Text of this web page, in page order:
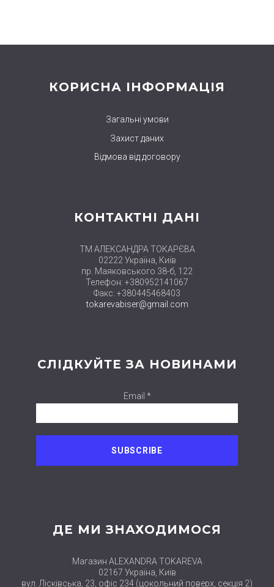
КОРИСНА ІНФОРМАЦІЯ
Загальні умови
Захист даних
Відмова від договору
КОНТАКТНІ ДАНІ
ТМ АЛЕКСАНДРА ТОКАРЄВА
02222 Україна, Київ
пр. Маяковського 38-б, 122
Телефон: +380952141067
Факс: +380445468403
tokarevabiser@gmail.com
СЛІДКУЙТЕ ЗА НОВИНАМИ
Email *
ДЕ МИ ЗНАХОДИМОСЯ
Магазин ALEXANDRA TOKAREVA
02167 Україна, Київ
вул. Лісківська, 23, офіс 234 (цокольний поверх, секція 2)